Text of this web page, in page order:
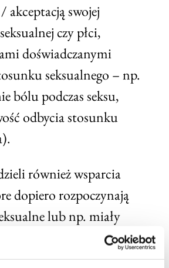
akceptacją swojej
czy płci,
doświadczanymi
seksualnego – np.
bólu podczas seksu,
odbycia stosunku
również wsparcia
dopiero rozpoczynają
lub np. miały
w relacjach z partnerem i
z przełamaniem bariery